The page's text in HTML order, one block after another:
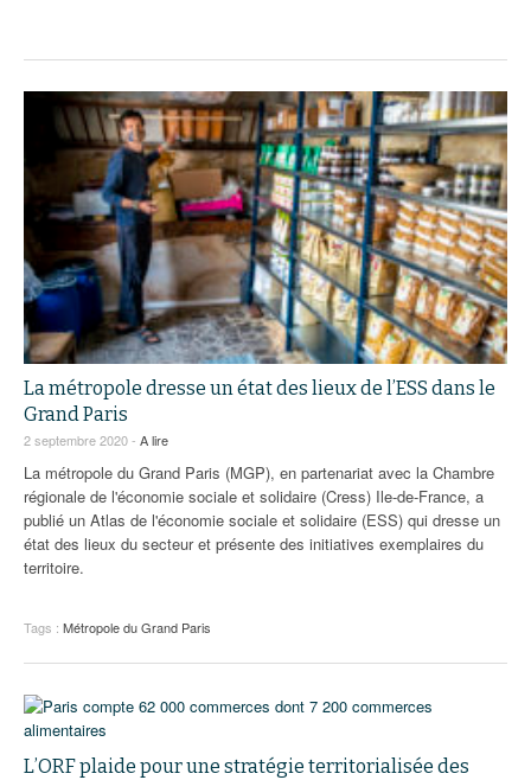
La métropole dresse un état des lieux de l’ESS dans le
Grand Paris
2 septembre 2020 - A lire
La métropole du Grand Paris (MGP), en partenariat avec la Chambre
régionale de l'économie sociale et solidaire (Cress) Ile-de-France, a
publié un Atlas de l'économie sociale et solidaire (ESS) qui dresse un
état des lieux du secteur et présente des initiatives exemplaires du
territoire.
Tags : Métropole du Grand Paris
L’ORF plaide pour une stratégie territorialisée des